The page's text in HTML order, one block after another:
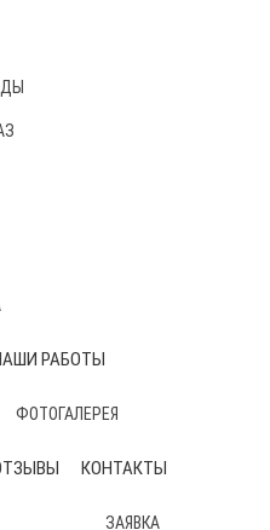
РАБОТЫ
ФОТОГАЛЕРЕЯ
КОНТАКТЫ
ЗАЯВКА